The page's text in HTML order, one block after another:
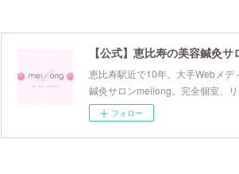
【公式】恵比寿の美容鍼灸
恵比寿駅近で10年。大手Webメ
鍼灸サロンmeilong。完全個室、
フォロー